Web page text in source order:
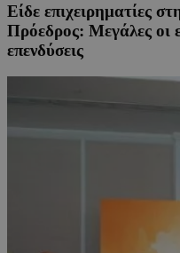
Είδε επιχειρηματίες
Πρόεδρος: Μεγάλες οι
επενδύσεις